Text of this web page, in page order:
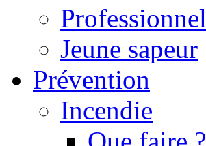
Professionnel
Jeune sapeur
Prévention
Incendie